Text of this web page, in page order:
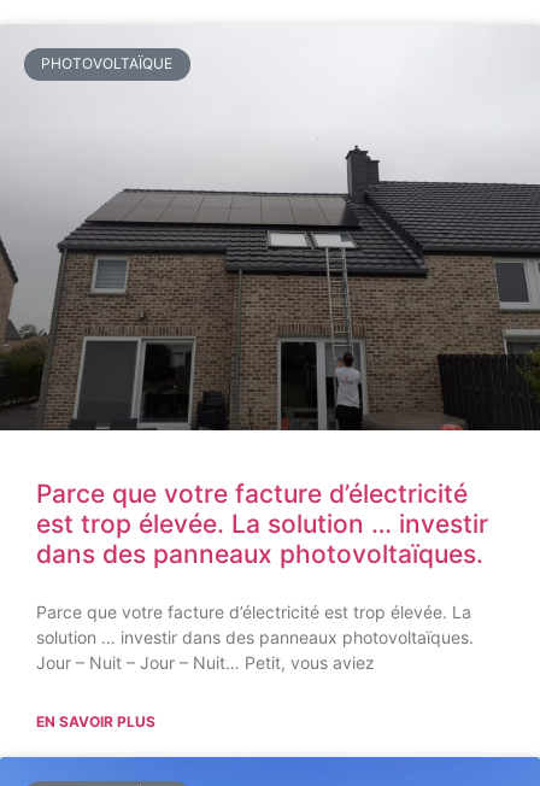
PHOTOVOLTAÏQUE
Parce que votre facture d’électricité
est trop élevée. La solution … investir
dans des panneaux photovoltaïques.
Parce que votre facture d’électricité est trop élevée. La
solution … investir dans des panneaux photovoltaïques.
Jour – Nuit – Jour – Nuit… Petit, vous aviez
EN SAVOIR PLUS